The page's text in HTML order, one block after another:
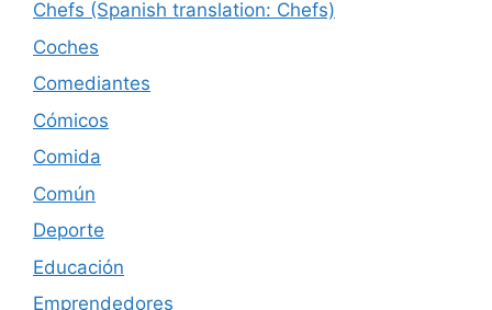
Chefs (Spanish translation: Chefs)
Coches
Comediantes
Cómicos
Comida
Común
Deporte
Educación
Emprendedores